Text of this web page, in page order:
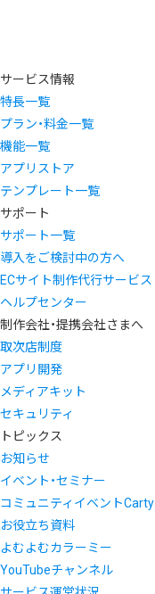
サービス情報
特長一覧
プラン・料金一覧
機能一覧
アプリストア
テンプレート一覧
サポート
サポート一覧
導入をご検討中の方へ
ECサイト制作代行サービス
ヘルプセンター
制作会社・提携会社さまへ
取次店制度
アプリ開発
メディアキット
セキュリティ
トピックス
お知らせ
イベント・セミナー
コミュニティイベントCarty
お役立ち資料
よむよむカラーミー
YouTubeチャンネル